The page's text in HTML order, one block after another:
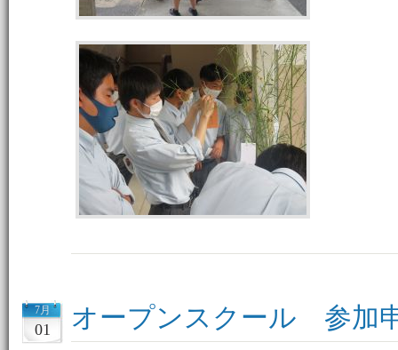
7月
01 オープンスクール 参加